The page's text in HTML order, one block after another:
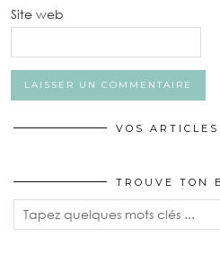
Site web
VOS
TROUVE TON